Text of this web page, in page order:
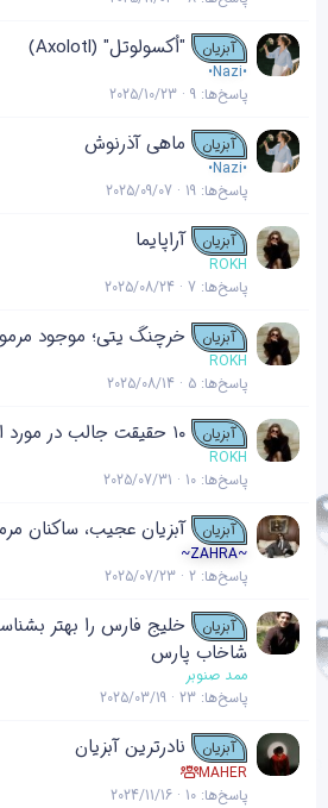
آبزیان "اُکسولوتل" (Axolotl)
•Nazi•
پاسخ‌ها 9
2025/10/23
آبزیان ماهی آذرنوش
•Nazi•
پاسخ‌ها 19
2025/09/07
آبزیان آراپایما
ROKH
پاسخ‌ها 7
2025/08/24
آبزیان خرچنگ یتی؛ موجود
ROKH
پاسخ‌ها 5
2025/08/14
آبزیان ۱۰ حقیقت جالب در مورد اکسولوتل
ROKH
پاسخ‌ها 10
2025/07/31
آبزیان آبزیان عجیب، ساکنان
~ZAHRA~
پاسخ‌ها 2
2025/07/23
آبزیان
خلیج فارس را بهتر
شاخاب پارس
ممد صنوبر
پاسخ‌ها 23
2025/03/19
آبزیان نادرترین آبزیان
MAHER
پاسخ‌ها 10
2024/11/16